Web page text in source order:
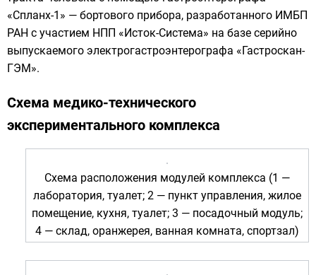
«Спланх-1» — бортового прибора, разработанного ИМБП
РАН с участием НПП «Исток-Система» на базе серийно
выпускаемого электрогастроэнтерографа «Гастроскан-
ГЭМ».
Схема медико-технического
экспериментального комплекса
Схема расположения модулей комплекса (1 —
лаборатория, туалет; 2 — пункт управления, жилое
помещение, кухня, туалет; 3 — посадочный модуль;
4 — склад, оранжерея, ванная комната, спортзал)